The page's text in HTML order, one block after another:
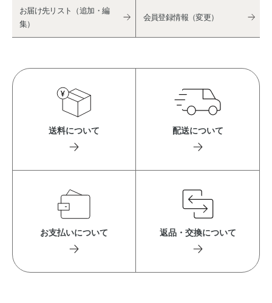
お届け先リスト（追加・編
集）
会員登録情報（変更）
送料について 配送について
お支払いについて 返品・交換について